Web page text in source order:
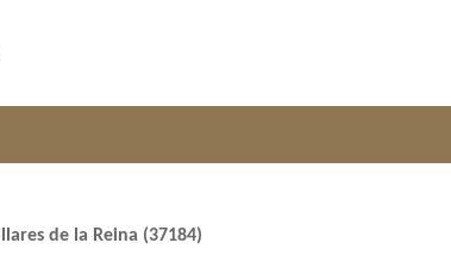
de la Reina (37184)